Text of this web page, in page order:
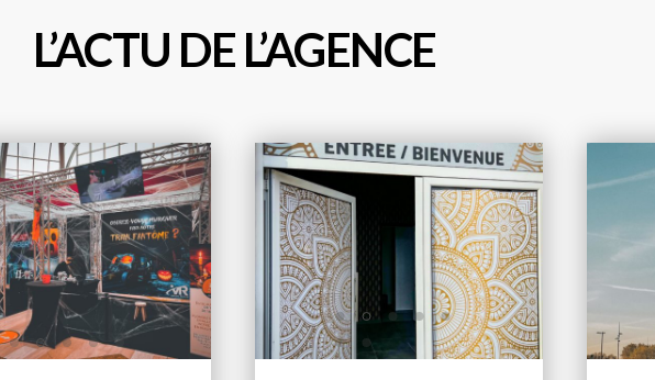
L’ACTU DE L’AGENCE